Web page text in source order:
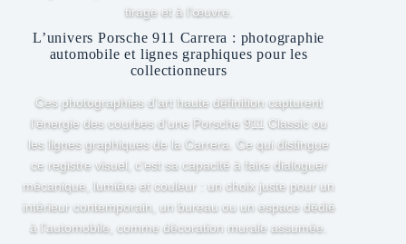
tirage et à l’œuvre.
L’univers Porsche 911 Carrera : photographie
automobile et lignes graphiques pour les
collectionneurs
Ces photographies d’art haute définition capturent
l’énergie des courbes d’une Porsche 911 Classic ou
les lignes graphiques de la Carrera. Ce qui distingue
ce registre visuel, c’est sa capacité à faire dialoguer
mécanique, lumière et couleur : un choix juste pour un
intérieur contemporain, un bureau ou un espace dédié
à l’automobile, comme décoration murale assumée.